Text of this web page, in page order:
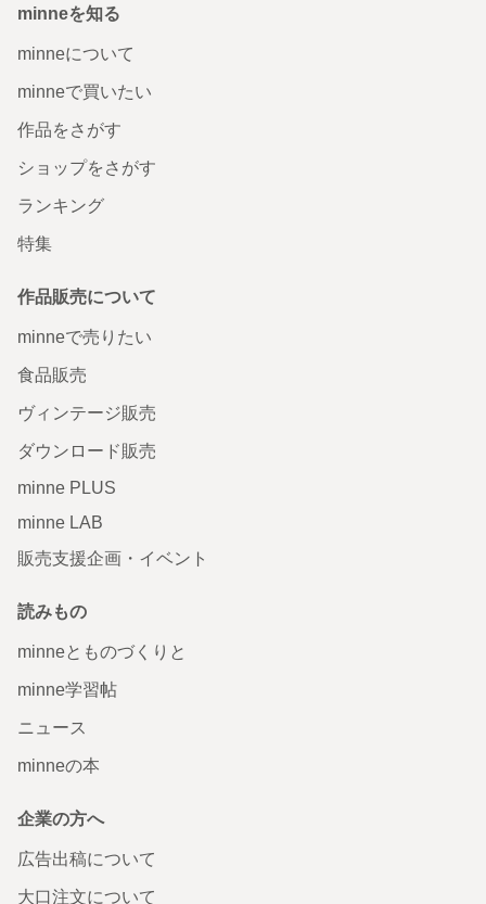
minneを知る
minneについて
minneで買いたい
作品をさがす
ショップをさがす
ランキング
特集
作品販売について
minneで売りたい
食品販売
ヴィンテージ販売
ダウンロード販売
minne PLUS
minne LAB
販売支援企画・イベント
読みもの
minneとものづくりと
minne学習帖
ニュース
minneの本
企業の方へ
広告出稿について
大口注文について